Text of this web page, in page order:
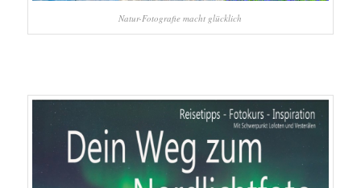
Natur-Fotografie macht glücklich